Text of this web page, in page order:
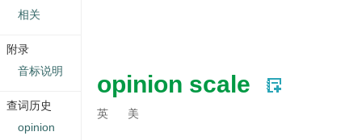
opinion scale
英 美
相关
附录
音标说明
查词历史
opinion